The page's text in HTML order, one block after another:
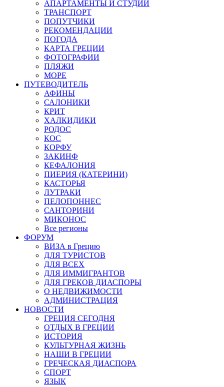
АПАРТАМЕНТЫ И СТУДИИ
ТРАНСПОРТ
ПОПУТЧИКИ
РЕКОМЕНДАЦИИ
ПОГОДА
КАРТА ГРЕЦИИ
ФОТОГРАФИИ
ПЛЯЖИ
МОРЕ
ПУТЕВОДИТЕЛЬ
АФИНЫ
САЛОНИКИ
КРИТ
ХАЛКИДИКИ
РОДОС
КОС
КОРФУ
ЗАКИНФ
КЕФАЛОНИЯ
ПИЕРИЯ (КАТЕРИНИ)
КАСТОРЬЯ
ЛУТРАКИ
ПЕЛОПОННЕС
САНТОРИНИ
МИКОНОС
Все регионы
ФОРУМ
ВИЗА в Грецию
ДЛЯ ТУРИСТОВ
ДЛЯ ВСЕХ
ДЛЯ ИММИГРАНТОВ
ДЛЯ ГРЕКОВ ДИАСПОРЫ
О НЕДВИЖИМОСТИ
АДМИНИСТРАЦИЯ
НОВОСТИ
ГРЕЦИЯ СЕГОДНЯ
ОТДЫХ В ГРЕЦИИ
ИСТОРИЯ
КУЛЬТУРНАЯ ЖИЗНЬ
НАШИ В ГРЕЦИИ
ГРЕЧЕСКАЯ ДИАСПОРА
СПОРТ
ЯЗЫК